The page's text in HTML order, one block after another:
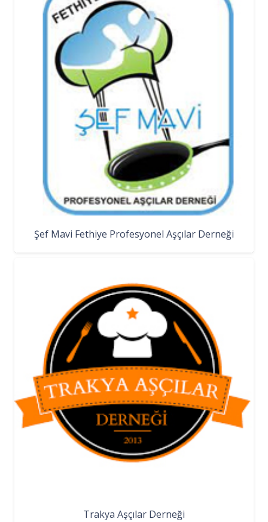
Şef Mavi Fethiye Profesyonel Aşçılar Derneği
Trakya Aşçılar Derneği